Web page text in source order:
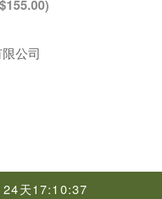
公司
24天17:10:37